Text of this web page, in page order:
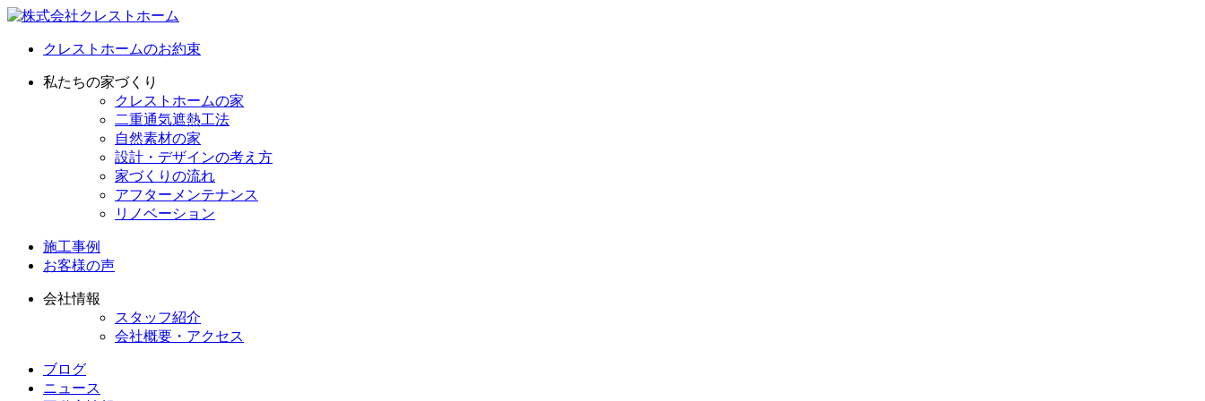
クレストホームのお約束
私たちの家づくり
クレストホームの家
二重通気遮熱工法
自然素材の家
設計・デザインの考え方
家づくりの流れ
アフターメンテナンス
リノベーション
施工事例
お客様の声
会社情報
スタッフ紹介
会社概要・アクセス
ブログ
ニュース